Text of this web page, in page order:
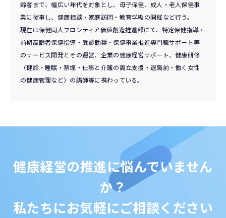
齢者まで、幅広い年代を対象とし、母子保健、成人・老人保健事
業に従事し、健康相談・家庭訪問・教育学級の開催など行う。
現在は保健同人フロンティア価値創造推進部にて、特定保健指導・
前期高齢者保健指導・受診勧奨・保健事業推進専門職サポート等
のサービス開発とその運営、企業の健康経営サポート、健康研修
（健診・睡眠・禁煙・仕事と介護の両立支援・退職前・働く女性
の健康管理など）の講師等に携わっている。
健康経営の推進に悩んでいません
か？
私たちにお気軽にご相談ください